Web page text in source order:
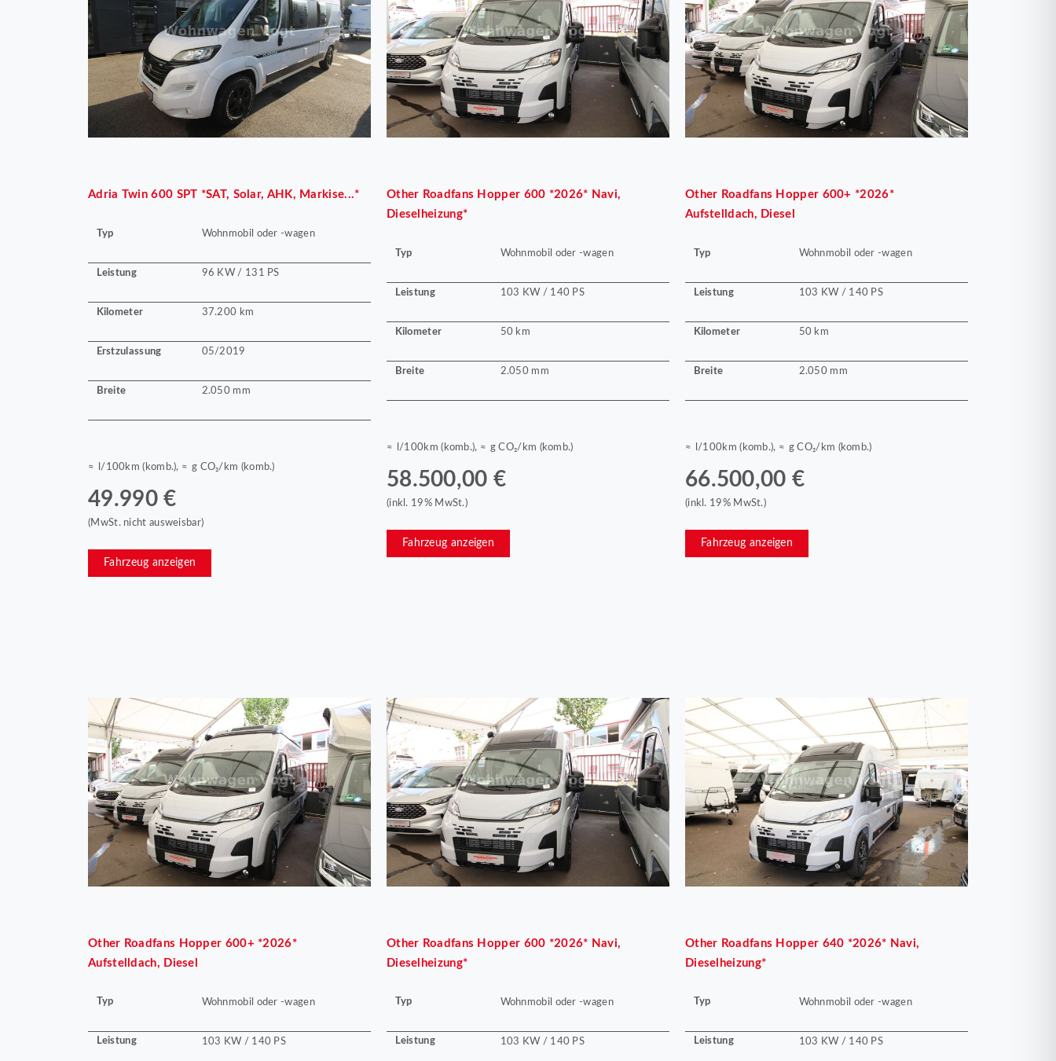
Adria Twin 600 SPT *SAT, Solar, AHK, Markise...*
Typ Wohnmobil oder -wagen
Leistung 96 KW / 131 PS
Kilometer 37.200 km
Erstzulassung 05/2019
Breite 2.050 mm
≈ l/100km (komb.), ≈ g CO₂/km (komb.)
49.990 €
(MwSt. nicht ausweisbar)
Fahrzeug anzeigen
Other Roadfans Hopper 600 *2026* Navi,
Dieselheizung*
Typ Wohnmobil oder -wagen
Leistung 103 KW / 140 PS
Kilometer 50 km
Breite 2.050 mm
≈ l/100km (komb.), ≈ g CO₂/km (komb.)
58.500,00 €
(inkl. 19% MwSt.)
Fahrzeug anzeigen
Other Roadfans Hopper 600+ *2026*
Aufstelldach, Diesel
Typ Wohnmobil oder -wagen
Leistung 103 KW / 140 PS
Kilometer 50 km
Breite 2.050 mm
≈ l/100km (komb.), ≈ g CO₂/km (komb.)
66.500,00 €
(inkl. 19% MwSt.)
Fahrzeug anzeigen
Other Roadfans Hopper 600+ *2026*
Aufstelldach, Diesel
Typ Wohnmobil oder -wagen
Leistung 103 KW / 140 PS
Other Roadfans Hopper 600 *2026* Navi,
Dieselheizung*
Typ Wohnmobil oder -wagen
Leistung 103 KW / 140 PS
Other Roadfans Hopper 640 *2026* Navi,
Dieselheizung*
Typ Wohnmobil oder -wagen
Leistung 103 KW / 140 PS